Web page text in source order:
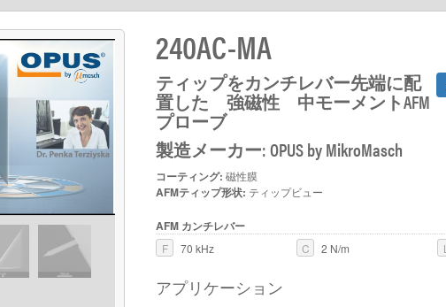
240AC-MA
ティップをカンチレバー先端に配
置した 強磁性 中モーメントAFM
プローブ
製造メーカー: OPUS by MikroMasch
コーティング: 磁性膜
AFMティップ形状: ティップビュー
AFM カンチレバー
F 70 kHz C 2 N/m L
アプリケーション